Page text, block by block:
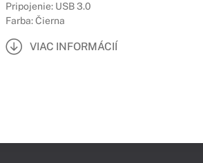
Pripojenie: USB 3.0
Farba: Čierna
VIAC INFORMÁCIÍ